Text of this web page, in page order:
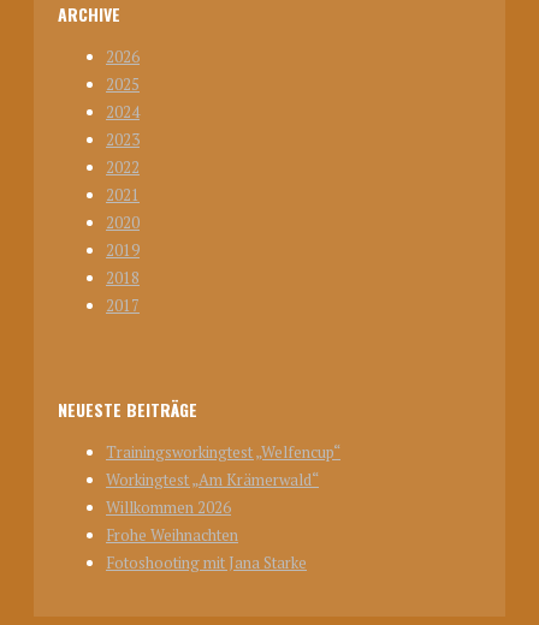
ARCHIVE
2026
2025
2024
2023
2022
2021
2020
2019
2018
2017
NEUESTE BEITRÄGE
Trainingsworkingtest „Welfencup“
Workingtest „Am Krämerwald“
Willkommen 2026
Frohe Weihnachten
Fotoshooting mit Jana Starke